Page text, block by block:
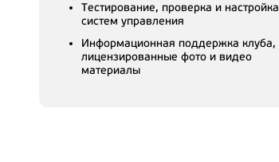
Тестирование, проверка и настройка
систем управления
Информационная поддержка клуба,
лицензированные фото и видео
материалы